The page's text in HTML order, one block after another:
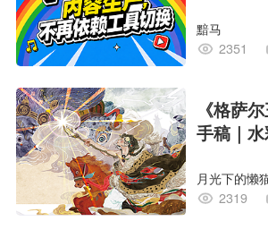
黯马
2351
《格萨
手稿｜
月光下的懒
2319